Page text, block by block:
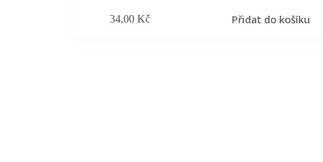
34,00Kč Přidat do košíku